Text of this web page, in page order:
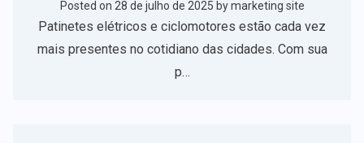
Posted on 28 de julho de 2025 bymarketing site
Patinetes elétricos e ciclomotores estão cada vez
mais presentes no cotidiano das cidades. Com sua
p…